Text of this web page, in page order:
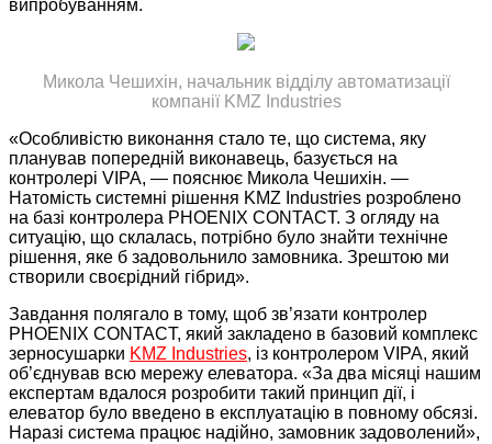
випробуванням.
Микола Чешихін, начальник відділу автоматизації
компанії KMZ Industries
«Особливістю виконання стало те, що система, яку
планував попередній виконавець, базується на
контролері VIPA, — пояснює Микола Чешихін. —
Натомість системні рішення KMZ Industries розроблено
на базі контролера PHOENIX CONTACT. З огляду на
ситуацію, що склалась, потрібно було знайти технічне
рішення, яке б задовольнило замовника. Зрештою ми
створили своєрідний гібрид».
Завдання полягало в тому, щоб зв’язати контролер
PHOENIX CONTACT, який закладено в базовий комплекс
зерносушарки KMZ Industries, із контролером VIPA, який
об’єднував всю мережу елеватора. «За два місяці нашим
експертам вдалося розробити такий принцип дії, і
елеватор було введено в експлуатацію в повному обсязі.
Наразі система працює надійно, замовник задоволений»,